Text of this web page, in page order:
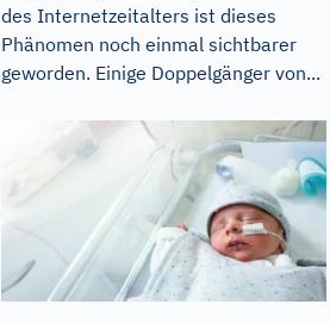
des Internetzeitalters ist dieses
Phänomen noch einmal sichtbarer
geworden. Einige Doppelgänger von...